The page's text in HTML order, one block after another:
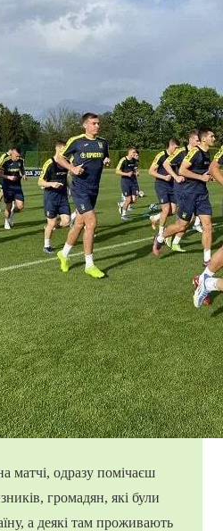
матчі, одразу помічаєш
громадян, які були
а деякі там проживають